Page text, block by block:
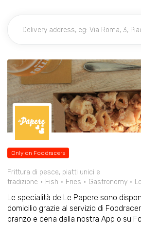
Only on Foodracers
Frittura di pesce, piatti unici e
tradizione
Fish Fries Gastronomy
Le specialità de Le Papere sono
domicilio grazie al servizio di
pranzo e cena dalla nostra App o su